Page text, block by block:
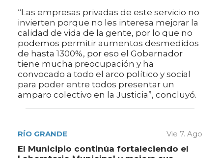
“Las empresas privadas de este servicio no
invierten porque no les interesa mejorar la
calidad de vida de la gente, por lo que no
podemos permitir aumentos desmedidos
de hasta 1300%, por eso el Gobernador
tiene mucha preocupación y ha
convocado a todo el arco político y social
para poder entre todos presentar un
amparo colectivo en la Justicia”, concluyó.
RÍO GRANDE Vie 7. Ago
El Municipio continúa fortaleciendo el